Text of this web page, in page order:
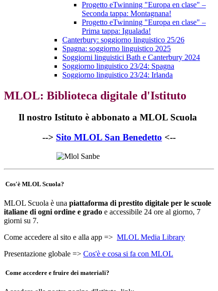
Progetto eTwinning "Europa en clase" –
Seconda tappa: Montagnana!
Progetto eTwinning "Europa en clase" –
Prima tappa: Igualada!
Canterbury: soggiorno linguistico 25/26
Spagna: soggiorno linguistico 2025
Soggiorni linguistici Bath e Canterbury 2024
Soggiorno linguistico 23/24: Spagna
Soggiorno linguistico 23/24: Irlanda
MLOL: Biblioteca digitale d'Istituto
Il nostro Istituto è abbonato a MLOL Scuola
--> Sito MLOL San Benedetto <--
Cos'è MLOL Scuola?
MLOL Scuola è una piattaforma di prestito digitale per le scuole
italiane di ogni ordine e grado e accessibile 24 ore al giorno, 7
giorni su 7.
Come accedere al sito e alla app => MLOL Media Library
Presentazione globale => Cos'è e cosa si fa con MLOL
Come accedere e fruire dei materiali?